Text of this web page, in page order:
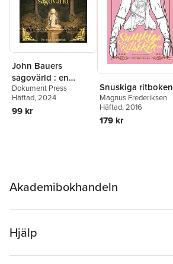
John Bauers
sagovärld : en
magisk målarbok
Dokument Press
Häftad, 2024
99 kr
Snuskiga ritboken
Magnus Frederiksen
Häftad, 2016
179 kr
Akademibokhandeln
Hjälp